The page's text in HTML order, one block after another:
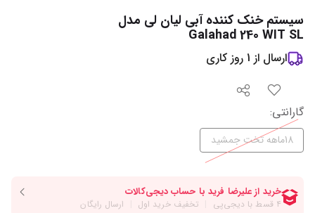
سیستم خنک کننده آبی لیان لی مدل
Galahad 240 WIT SL
ارسال از 1 روز کاری
گارانتی:
18ماهه تخت جمشید